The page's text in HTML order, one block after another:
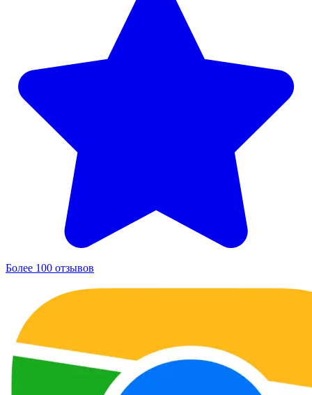
Более 100 отзывов